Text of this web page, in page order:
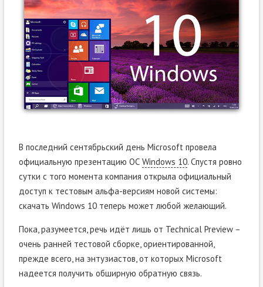
В последний сентябрьский день Microsoft провела
официальную презентацию ОС Windows 10. Спустя ровно
сутки с того момента компания открыла официальный
доступ к тестовым альфа-версиям новой системы:
скачать Windows 10 теперь может любой желающий.
Пока, разумеется, речь идёт лишь от Technical Preview –
очень ранней тестовой сборке, ориентированной,
прежде всего, на энтузиастов, от которых Microsoft
надеется получить обширную обратную связь.